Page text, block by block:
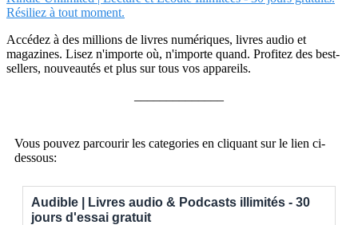
Résiliez à tout moment.
Accédez à des millions de livres numériques, livres audio et
magazines. Lisez n'importe où, n'importe quand. Profitez des best-
sellers, nouveautés et plus sur tous vos appareils.
Vous pouvez parcourir les categories en cliquant sur le lien ci-
dessous:
Audible | Livres audio & Podcasts illimités - 30
jours d'essai gratuit